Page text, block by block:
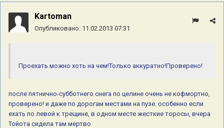
Kartoman
Опубликовано: 11.02.2013 07:31
Проехать можно хоть на чем!Только аккуратно!Проверено!
после пятнично-субботнего снега по целине очень не кофмортно,
проверено! и даже по дорогам местами на пузе. особенно если
ехать по левой к трещине, в одном месте жесткие торосы, вчера
Тойота сидела там мертво